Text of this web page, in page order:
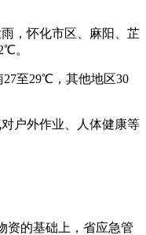
，怀化市区、麻阳、芷
。
至29℃，其他地区30
户外作业、人体健康等
资的基础上，省应急管